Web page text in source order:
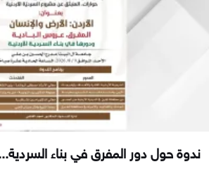
ندوة حول دور المفرق في بناء